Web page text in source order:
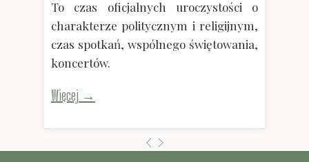
To czas oficjalnych uroczystości o
charakterze politycznym i religijnym,
czas spotkań, wspólnego świętowania,
koncertów.
Więcej →